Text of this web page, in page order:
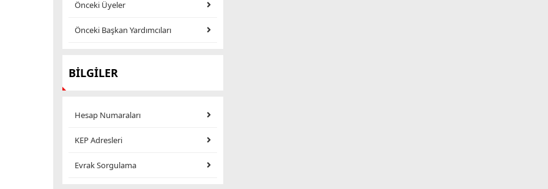
Önceki Üyeler
Önceki Başkan Yardımcıları
BİLGİLER
Hesap Numaraları
KEP Adresleri
Evrak Sorgulama